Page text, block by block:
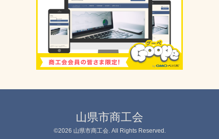
山県市商工会
©2026 山県市商工会. All Rights Reserved.